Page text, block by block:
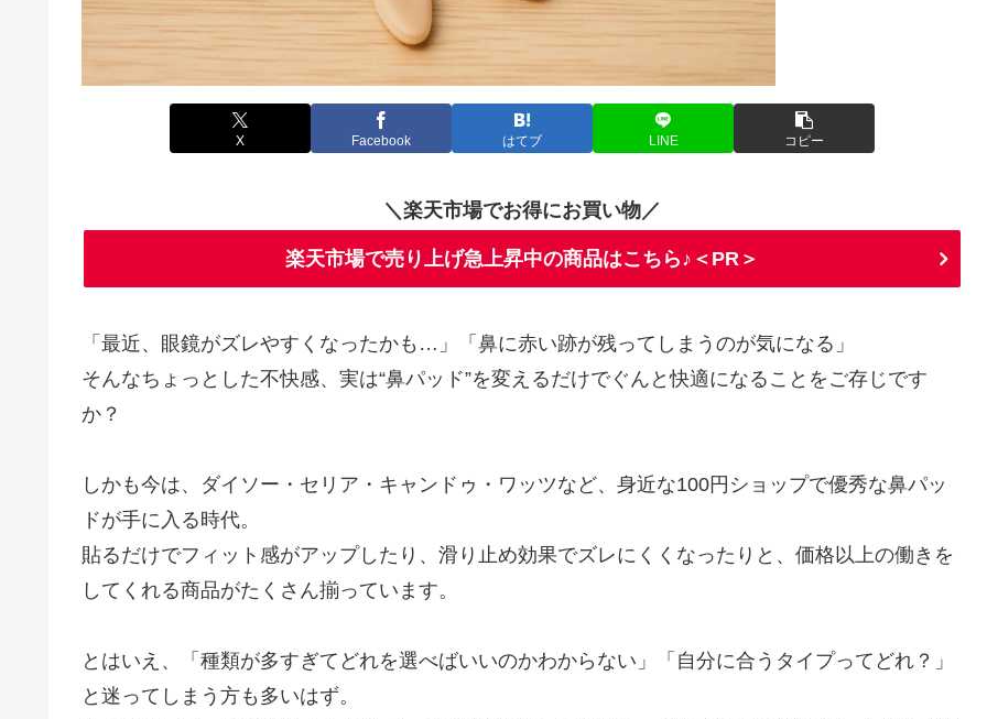
X Facebook はてブ LINE コピー
＼楽天市場でお得にお買い物／
楽天市場で売り上げ急上昇中の商品はこちら♪＜PR＞
「最近、眼鏡がズレやすくなったかも…」「鼻に赤い跡が残ってしまうのが気になる」
そんなちょっとした不快感、実は“鼻パッド”を変えるだけでぐんと快適になることをご存じです
か？
しかも今は、ダイソー・セリア・キャンドゥ・ワッツなど、身近な100円ショップで優秀な鼻パッ
ドが手に入る時代。
貼るだけでフィット感がアップしたり、滑り止め効果でズレにくくなったりと、価格以上の働きを
してくれる商品がたくさん揃っています。
とはいえ、「種類が多すぎてどれを選べばいいのかわからない」「自分に合うタイプってどれ？」
と迷ってしまう方も多いはず。